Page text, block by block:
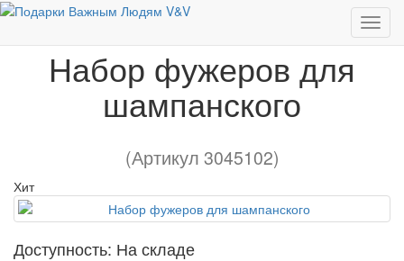
Набор фужеров для шампанского
Набор фужеров для
шампанского
(Артикул 3045102)
Хит
Доступность: На складе